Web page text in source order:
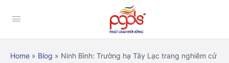
Home » Blog » Ninh Bình: Trường hạ Tây Lạc trang nghiêm cử